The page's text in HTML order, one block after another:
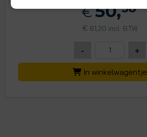
€50,58
€ 61,20 incl. BTW
- +
In winkelwagentje